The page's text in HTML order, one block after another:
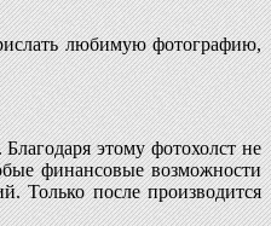
любимую фотографию,
этому фотохолст не
финансовые возможности
Только после производится